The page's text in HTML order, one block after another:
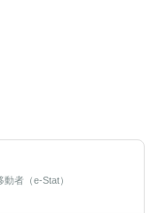
者（e-Stat）